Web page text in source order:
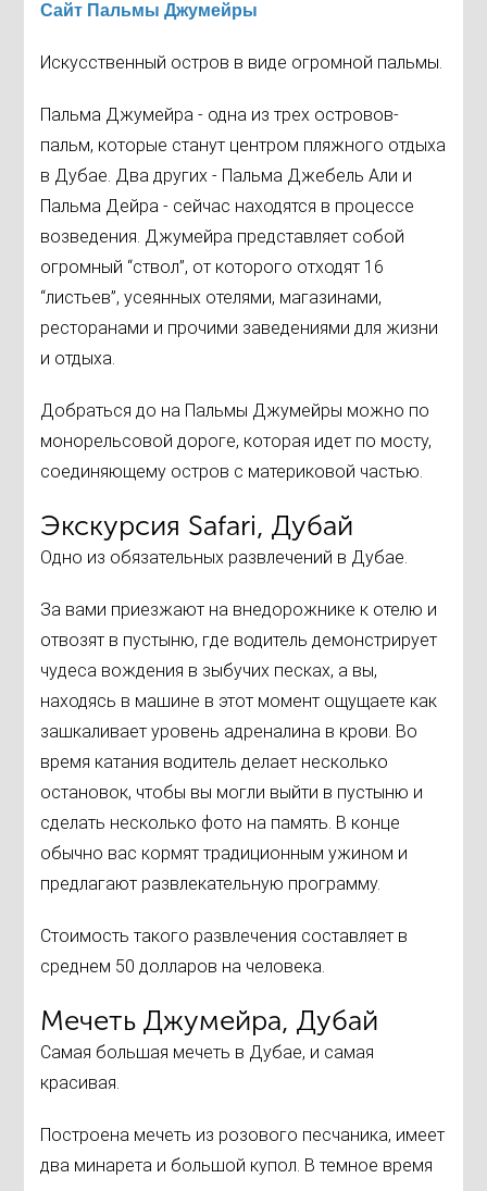
Сайт Пальмы Джумейры
Искусственный остров в виде огромной пальмы.
Пальма Джумейра - одна из трех островов-
пальм, которые станут центром пляжного отдыха
в Дубае. Два других - Пальма Джебель Али и
Пальма Дейра - сейчас находятся в процессе
возведения. Джумейра представляет собой
огромный “ствол”, от которого отходят 16
“листьев”, усеянных отелями, магазинами,
ресторанами и прочими заведениями для жизни
и отдыха.
Добраться до на Пальмы Джумейры можно по
монорельсовой дороге, которая идет по мосту,
соединяющему остров с материковой частью.
Экскурсия Safari, Дубай
Одно из обязательных развлечений в Дубае.
За вами приезжают на внедорожнике к отелю и
отвозят в пустыню, где водитель демонстрирует
чудеса вождения в зыбучих песках, а вы,
находясь в машине в этот момент ощущаете как
зашкаливает уровень адреналина в крови. Во
время катания водитель делает несколько
остановок, чтобы вы могли выйти в пустыню и
сделать несколько фото на память. В конце
обычно вас кормят традиционным ужином и
предлагают развлекательную программу.
Стоимость такого развлечения составляет в
среднем 50 долларов на человека.
Мечеть Джумейра, Дубай
Самая большая мечеть в Дубае, и самая
красивая.
Построена мечеть из розового песчаника, имеет
два минарета и большой купол. В темное время